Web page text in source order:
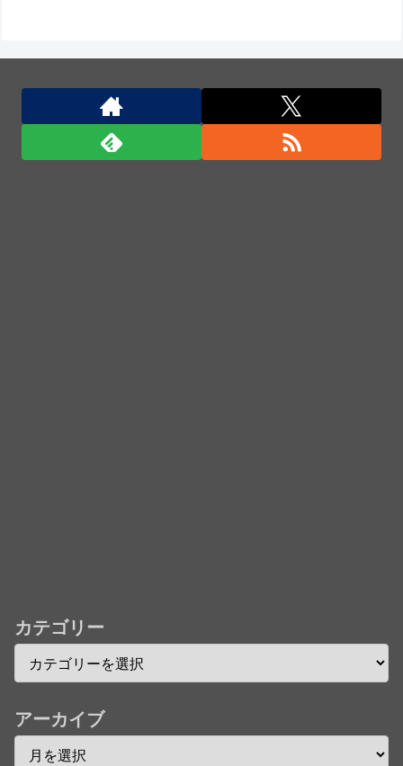
落してしまう。
中国外務省、広島原爆投下に関して「同情を得ようと
ジかな
Powered by livedoor 相互RSS
カテゴリー
アーカイブ